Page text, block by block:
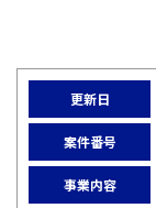
更新日
案件番号
事業内容